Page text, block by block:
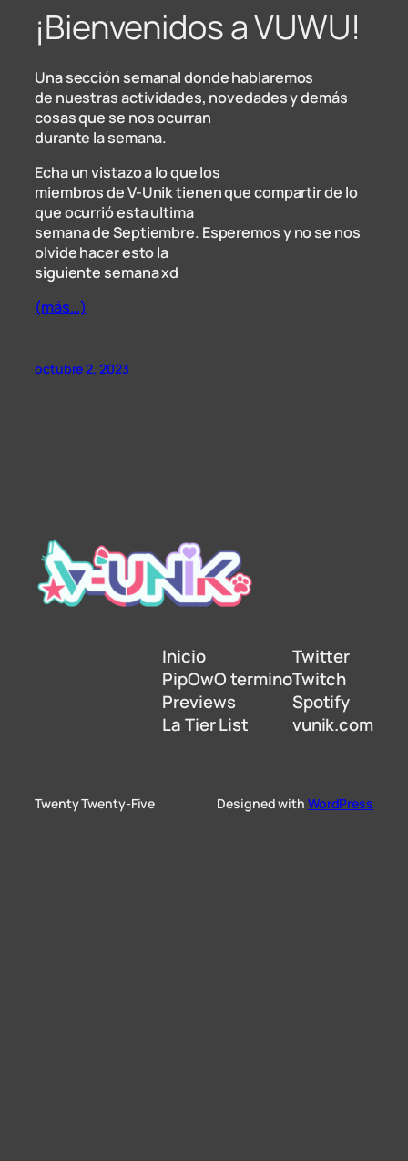
¡Bienvenidos a VUWU!
Una sección semanal donde hablaremos
de nuestras actividades, novedades y demás
cosas que se nos ocurran
durante la semana.
Echa un vistazo a lo que los
miembros de V-Unik tienen que compartir de lo
que ocurrió esta ultima
semana de Septiembre. Esperemos y no se nos
olvide hacer esto la
siguiente semana xd
(más…)
octubre 2, 2023
Inicio
PipOwO termino
Previews
La Tier List
Twitter
Twitch
Spotify
vunik.com
Twenty Twenty-Five Designed with WordPress